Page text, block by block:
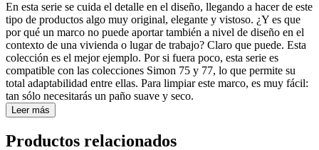
En esta serie se cuida el detalle en el diseño, llegando a hacer de este
tipo de productos algo muy original, elegante y vistoso. ¿Y es que
por qué un marco no puede aportar también a nivel de diseño en el
contexto de una vivienda o lugar de trabajo? Claro que puede. Esta
colección es el mejor ejemplo. Por si fuera poco, esta serie es
compatible con las colecciones Simon 75 y 77, lo que permite su
total adaptabilidad entre ellas. Para limpiar este marco, es muy fácil:
tan sólo necesitarás un paño suave y seco.
Leer más
Productos relacionados